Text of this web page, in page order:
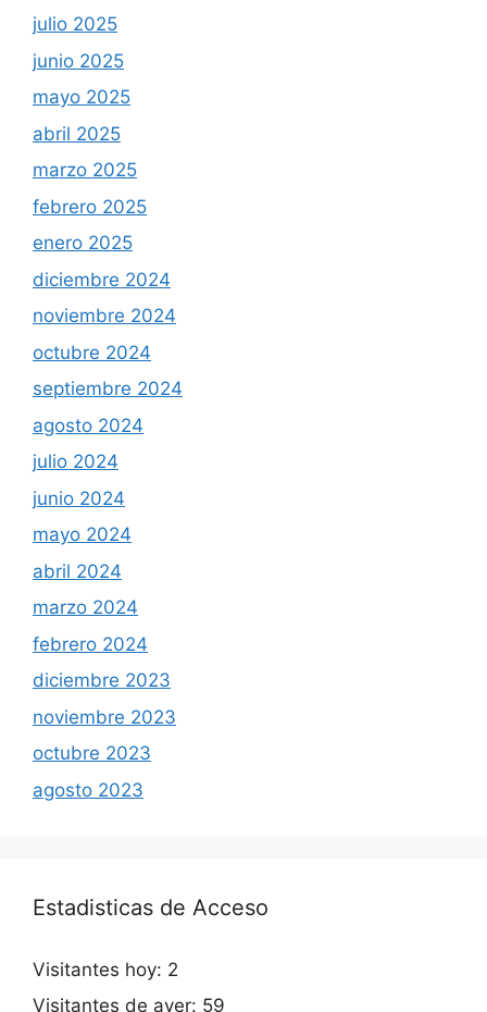
julio 2025
junio 2025
mayo 2025
abril 2025
marzo 2025
febrero 2025
enero 2025
diciembre 2024
noviembre 2024
octubre 2024
septiembre 2024
agosto 2024
julio 2024
junio 2024
mayo 2024
abril 2024
marzo 2024
febrero 2024
diciembre 2023
noviembre 2023
octubre 2023
agosto 2023
Estadisticas de Acceso
Visitantes hoy: 2
Visitantes de ayer: 59